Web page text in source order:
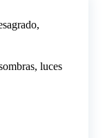
luces